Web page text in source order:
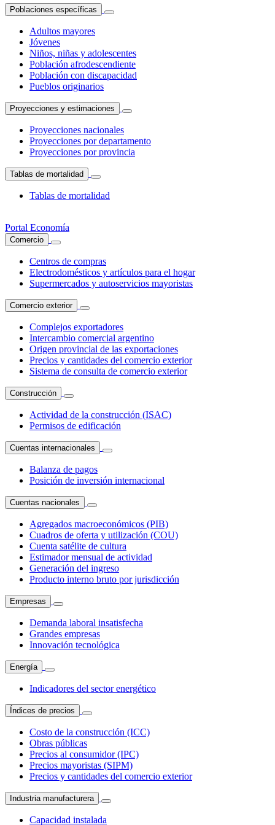
Poblaciones específicas
Adultos mayores
Jóvenes
Niños, niñas y adolescentes
Población afrodescendiente
Población con discapacidad
Pueblos originarios
Proyecciones y estimaciones
Proyecciones nacionales
Proyecciones por departamento
Proyecciones por provincia
Tablas de mortalidad
Tablas de mortalidad
Portal Economía
Comercio
Centros de compras
Electrodomésticos y artículos para el hogar
Supermercados y autoservicios mayoristas
Comercio exterior
Complejos exportadores
Intercambio comercial argentino
Origen provincial de las exportaciones
Precios y cantidades del comercio exterior
Sistema de consulta de comercio exterior
Construcción
Actividad de la construcción (ISAC)
Permisos de edificación
Cuentas internacionales
Balanza de pagos
Posición de inversión internacional
Cuentas nacionales
Agregados macroeconómicos (PIB)
Cuadros de oferta y utilización (COU)
Cuenta satélite de cultura
Estimador mensual de actividad
Generación del ingreso
Producto interno bruto por jurisdicción
Empresas
Demanda laboral insatisfecha
Grandes empresas
Innovación tecnológica
Energía
Indicadores del sector energético
Índices de precios
Costo de la construcción (ICC)
Obras públicas
Precios al consumidor (IPC)
Precios mayoristas (SIPM)
Precios y cantidades del comercio exterior
Industria manufacturera
Capacidad instalada